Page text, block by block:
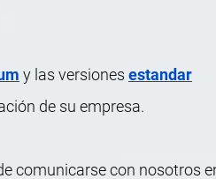
y las versiones estandar
de su empresa.
comunicarse con nosotros
DIRECTORIO